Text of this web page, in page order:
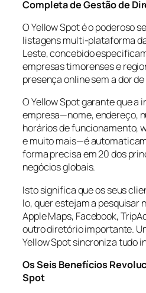
Completa de Gestão de
O Yellow Spot é o poderoso
listagens multi-plataforma
Leste, concebido
empresas timorenses e
presença online sem a dor
O Yellow Spot garante que a
empresa—nome, endereço,
horários de funcionamento,
e muito mais—é
forma precisa em 20 dos
negócios globais.
Isto significa que os seus
lo, quer estejam a pesquisar
Apple Maps, Facebook,
outro diretório importante.
Yellow Spot sincroniza tudo
Os Seis Benefícios
Spot